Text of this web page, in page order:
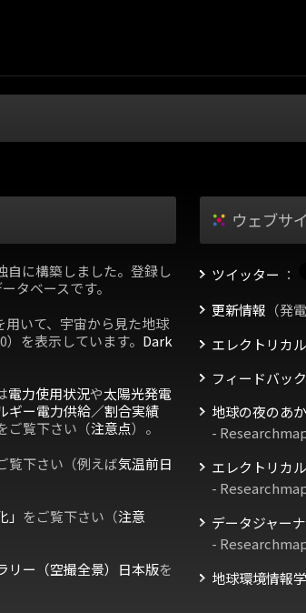
自に構築しました。登録し
タベースです。
用いて、宇宙から見た地球
を表示しています。 Dark
電力使用状況や太陽光発電
ギー電力供給／割合実績
ご覧下さい（注意点）。
覧下さい（例えば気温前日
をご覧下さい（注意
リー（空撮全景）日本版を
ウェブサ
ツイッター ：
更新情報 （発
エレクトリカ
フィードバッ
地球の夜のあ
-
エレクトリカ
-
データジャー
-
地球環境情報